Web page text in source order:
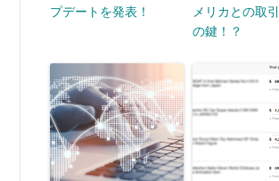
プデートを発表！
メリカとの取
の鍵！？